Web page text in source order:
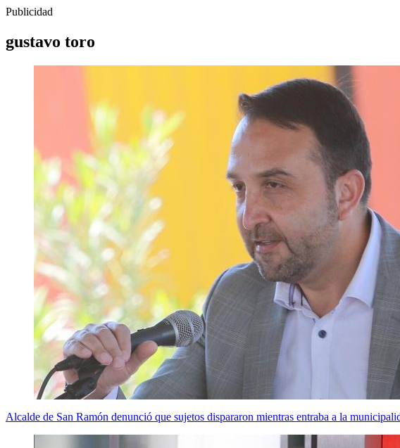
Publicidad
gustavo toro
Alcalde de San Ramón denunció que sujetos dispararon mientras entraba a la